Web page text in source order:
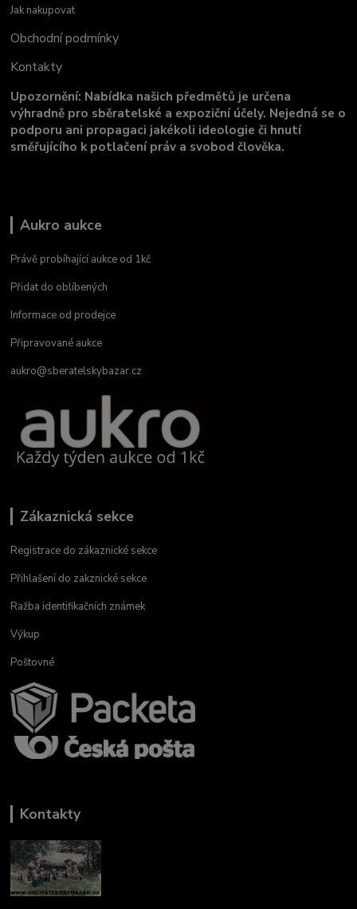
Jak nakupovat
Obchodní podmínky
Kontakty
Upozornění: Nabídka našich předmětů je určena
výhradně pro sběratelské a expoziční účely. Nejedná se o
podporu ani propagaci jakékoli ideologie či hnutí
směřujícího k potlačení práv a svobod člověka.
Aukro aukce
Právě probíhající aukce od 1kč
Přidat do oblíbených
Informace od prodejce
Připravované aukce
aukro@sberatelskybazar.cz
Zákaznická sekce
Registrace do zákaznické sekce
Přihlašení do zakznické sekce
Ražba identifikačních známek
Výkup
Poštovné
Kontakty